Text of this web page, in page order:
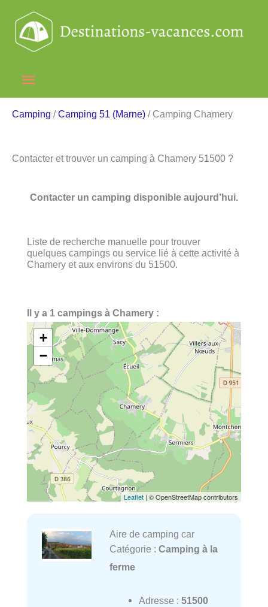
contenu
Menu
principal
Camping /Camping 51 (Marne) / Camping Chamery
Contacter et trouver un camping à Chamery 51500 ?
Contacter un camping disponible aujourd’hui.
Liste de recherche manuelle pour trouver
quelques campings ou service lié à cette activité à
Chamery et aux environs du 51500.
Il y a 1 campings à Chamery :
+
−
Leaflet | © OpenStreetMap contributors
Aire de camping car
Catégorie : Camping à la
ferme
Adresse : 51500